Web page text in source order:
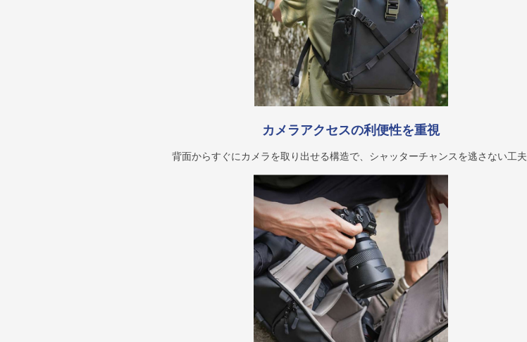
カメラアクセスの利便性を重視
背面からすぐにカメラを取り出せる構造で、シャッターチャンスを逃さない工夫